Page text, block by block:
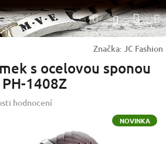
HledatPřihlášení
Značka: JC Fashion
s ocelovou sponou
PH-1408Z
hodnocení
NOVINKA